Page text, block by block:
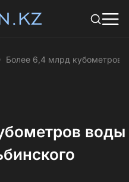
Более 6,4 млрд кубометров
воды